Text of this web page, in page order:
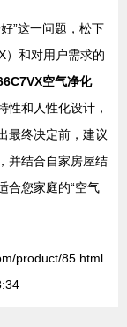
”这一问题，松下
和对用户需求的
空气净化
性和人性化设计，
最终决定前，建议
并结合自家房屋结
合您家庭的“空气
product/85.html